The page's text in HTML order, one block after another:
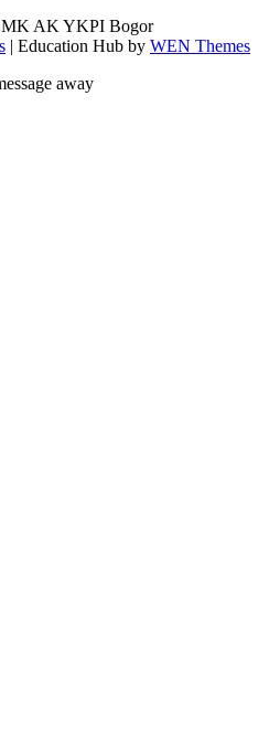
AK YKPI Bogor
| Education Hub by WEN Themes
away